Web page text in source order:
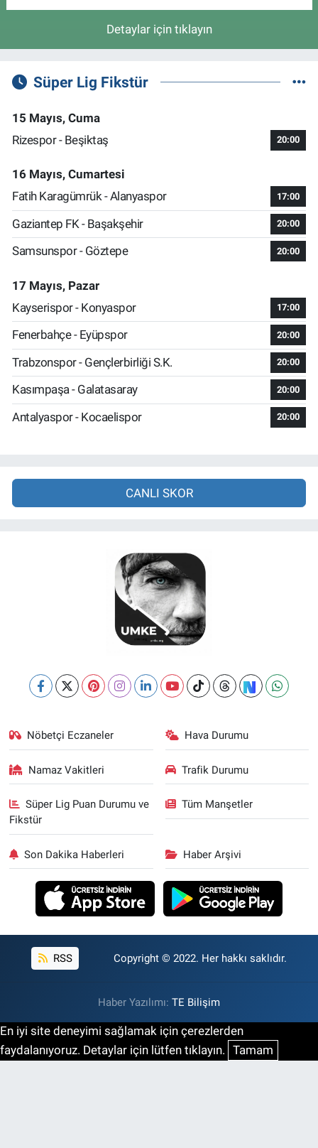
Detaylar için tıklayın
Süper Lig Fikstür
15 Mayıs, Cuma
Rizespor - Beşiktaş
20:00
16 Mayıs, Cumartesi
Fatih Karagümrük - Alanyaspor
17:00
Gaziantep FK - Başakşehir 20:00
Samsunspor - Göztepe 20:00
17 Mayıs, Pazar
Kayserispor - Konyaspor
17:00
Fenerbahçe - Eyüpspor 20:00
Trabzonspor - Gençlerbirliği S.K. 20:00
Kasımpaşa - Galatasaray 20:00
Antalyaspor - Kocaelispor 20:00
CANLI SKOR
Nöbetçi Eczaneler Hava Durumu
Namaz Vakitleri Trafik Durumu
Süper Lig Puan Durumu ve
Fikstür
Tüm Manşetler
Son Dakika Haberleri Haber Arşivi
RSS Copyright © 2022. Her hakkı saklıdır.
Haber Yazılımı: TE Bilişim
En iyi site deneyimi sağlamak için çerezlerden
faydalanıyoruz. Detaylar için lütfen tıklayın. Tamam